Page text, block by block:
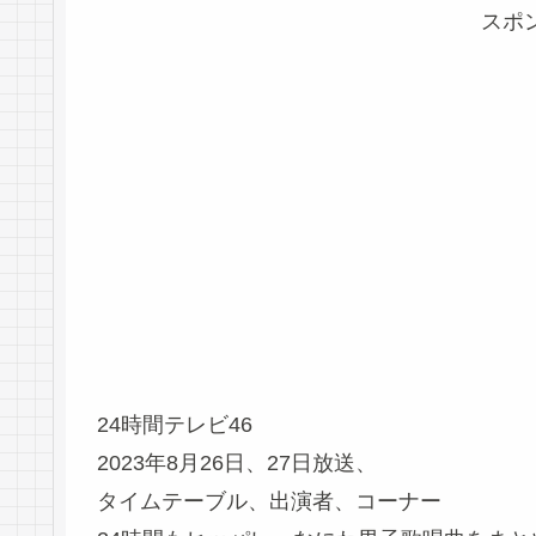
スポ
24時間テレビ46
2023年8月26日、27日放送、
タイムテーブル、出演者、コーナー